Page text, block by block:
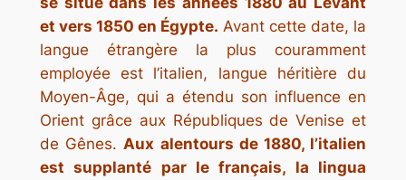
et vers 1850 en Égypte. Avant cette date, la
langue étrangère la plus couramment
employée est l’italien, langue héritière du
Moyen-Âge, qui a étendu son influence en
Orient grâce aux Républiques de Venise et
de Gênes. Aux alentours de 1880, l’italien
est supplanté par le français, la lingua